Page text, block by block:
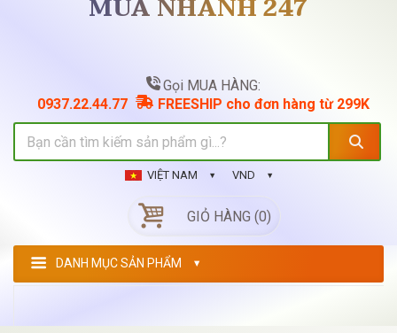
MUA NHANH 247
Gọi MUA HÀNG:
0937.22.44.77
FREESHIP cho đơn hàng từ 299K
VIỆT NAM VND
GIỎ HÀNG (0)
DANH MỤC SẢN PHẨM